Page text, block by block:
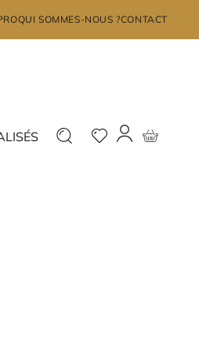
QUI SOMMES-NOUS ?CONTACT
×
Nouveau ?